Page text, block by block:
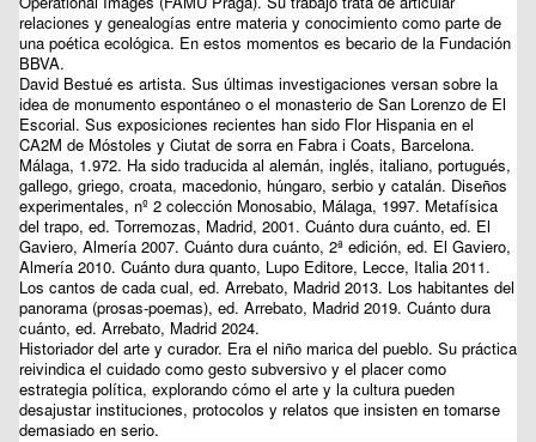
relaciones y genealogías entre materia y conocimiento como parte de
una poética ecológica. En estos momentos es becario de la Fundación
BBVA.
David Bestué es artista. Sus últimas investigaciones versan sobre la
idea de monumento espontáneo o el monasterio de San Lorenzo de El
Escorial. Sus exposiciones recientes han sido Flor Hispania en el
CA2M de Móstoles y Ciutat de sorra en Fabra i Coats, Barcelona.
Málaga, 1.972. Ha sido traducida al alemán, inglés, italiano, portugués,
gallego, griego, croata, macedonio, húngaro, serbio y catalán. Diseños
experimentales, nº 2 colección Monosabio, Málaga, 1997. Metafísica
del trapo, ed. Torremozas, Madrid, 2001. Cuánto dura cuánto, ed. El
Gaviero, Almería 2007. Cuánto dura cuánto, 2ª edición, ed. El Gaviero,
Almería 2010. Cuánto dura quanto, Lupo Editore, Lecce, Italia 2011.
Los cantos de cada cual, ed. Arrebato, Madrid 2013. Los habitantes del
panorama (prosas-poemas), ed. Arrebato, Madrid 2019. Cuánto dura
cuánto, ed. Arrebato, Madrid 2024.
Historiador del arte y curador. Era el niño marica del pueblo. Su práctica
reivindica el cuidado como gesto subversivo y el placer como
estrategia política, explorando cómo el arte y la cultura pueden
desajustar instituciones, protocolos y relatos que insisten en tomarse
demasiado en serio.